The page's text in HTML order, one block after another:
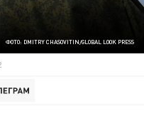
ФОТО: DMITRY CHASOVITIN/GLOBAL LOOK PRESS